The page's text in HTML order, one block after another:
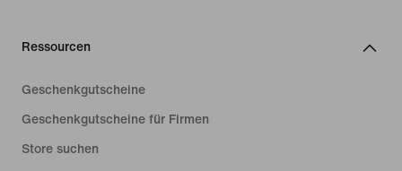
Ressourcen
Geschenkgutscheine
Geschenkgutscheine für Firmen
Store suchen